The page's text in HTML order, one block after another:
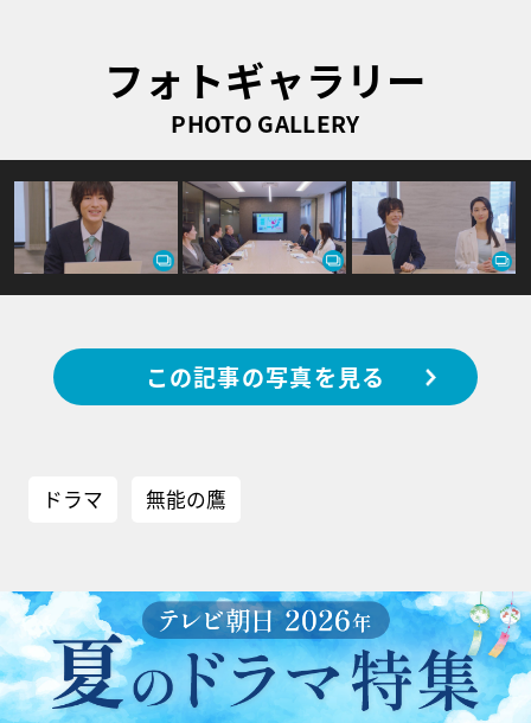
フォトギャラリー
PHOTO GALLERY
この記事の写真を見る
ドラマ 無能の鷹